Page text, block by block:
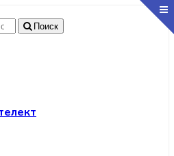
Поиск